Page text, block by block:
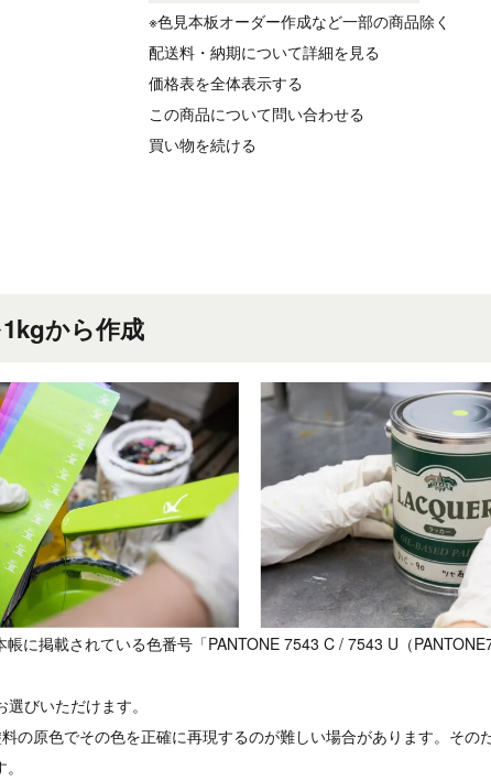
※色見本板オーダー作成など一部の商品除く
配送料・納期について詳細を見る
価格表を全体表示する
この商品について問い合わせる
買い物を続ける
から作成
に掲載されている色番号「PANTONE 7543 C / 7543 U（
びいただけます。
の原色でその色を正確に再現するのが難しい場合があります。その